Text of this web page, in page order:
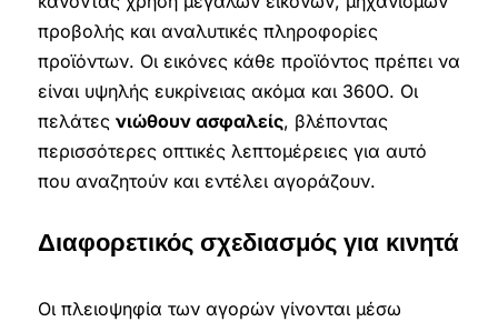
προβολής και αναλυτικές πληροφορίες
προϊόντων. Οι εικόνες κάθε προϊόντος πρέπει να
είναι υψηλής ευκρίνειας ακόμα και 360Ο. Οι
πελάτες νιώθουν ασφαλείς, βλέποντας
περισσότερες οπτικές λεπτομέρειες για αυτό
που αναζητούν και εντέλει αγοράζουν.
Διαφορετικός σχεδιασμός για κινητά
Οι πλειοψηφία των αγορών γίνονται μέσω